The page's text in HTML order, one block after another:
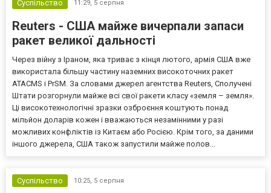
Суспільство
11:29, 5 серпня
Reuters - США майже вичерпали запаси
ракет великої дальності
Через війну з Іраном, яка триває з кінця лютого, армія США вже
використала більшу частину наземних високоточних ракет
ATACMS і PrSM. За словами джерел агентства Reuters, Сполучені
Штати розгорнули майже всі свої ракети класу «земля – земля».
Ці високотехнологічні зразки озброєння коштують понад
мільйон доларів кожен і вважаються незамінними у разі
можливих конфліктів із Китаєм або Росією. Крім того, за даними
іншого джерела, США також запустили майже полов...
Суспільство 10:25, 5 серпня